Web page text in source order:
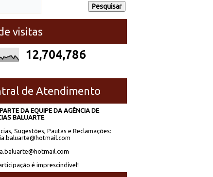
visitas
12,704,786
de Atendimento
DA EQUIPE DA AGÊNCIA DE
BALUARTE
Sugestões, Pautas e Reclamações:
é imprescindível!